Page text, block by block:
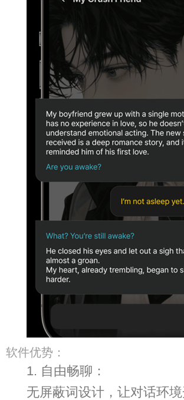
软件优势：
1. 自由畅聊：
无屏蔽词设计，让对话环境